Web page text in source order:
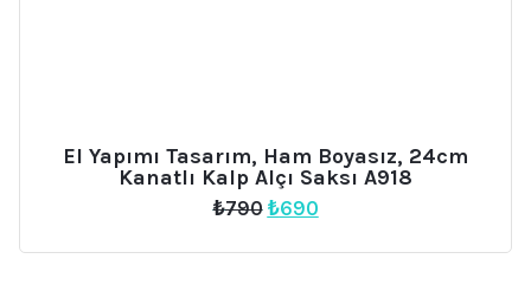
El Yapımı Tasarım, Ham Boyasız, 24cm
Kanatlı Kalp Alçı Saksı A918
₺790 Orijinal
₺790.
₺690Şu
fiyat: